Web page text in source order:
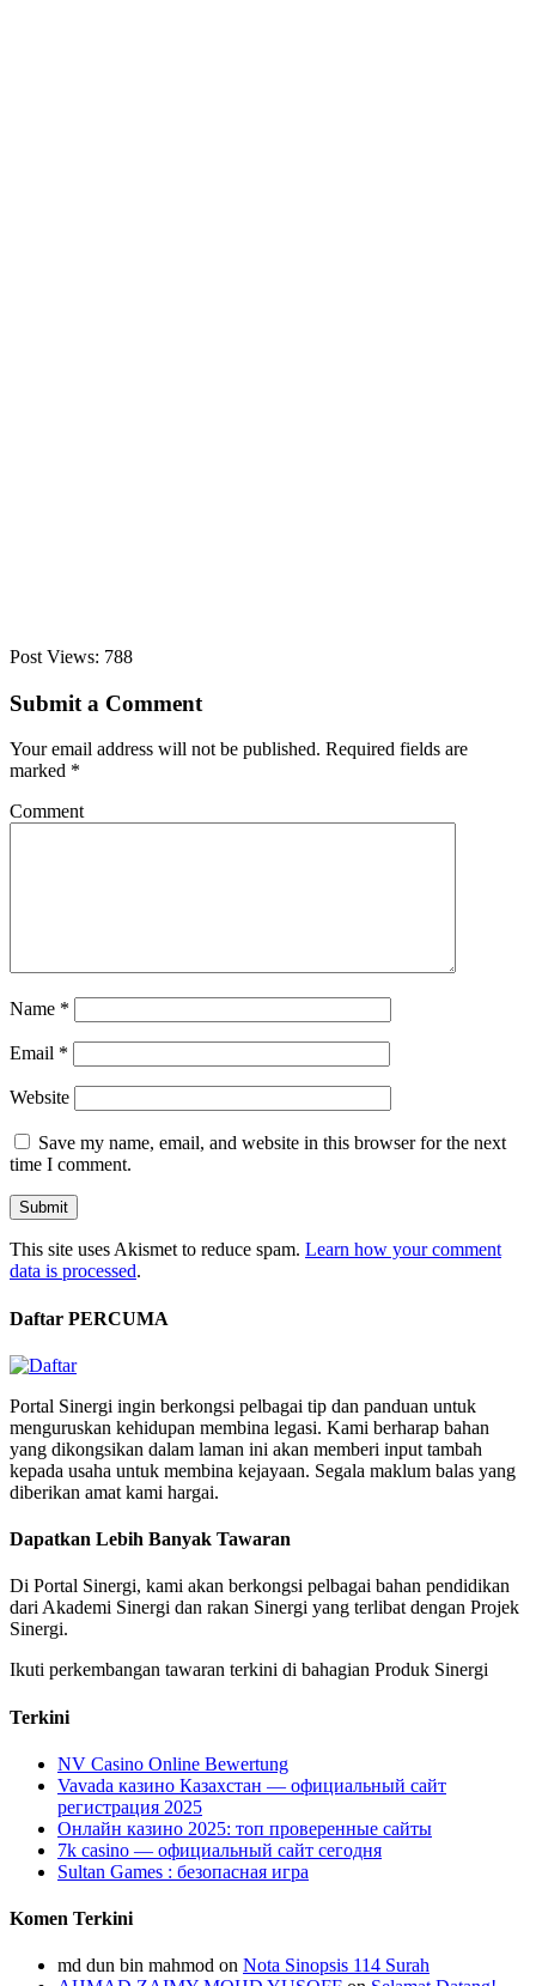
Post Views: 788
Submit a Comment
Your email address will not be published. Required fields are
marked *
Comment
Name *
Email *
Website
Save my name, email, and website in this browser for the next
time I comment.
This site uses Akismet to reduce spam. Learn how your comment
data is processed.
Daftar PERCUMA
Portal Sinergi ingin berkongsi pelbagai tip dan panduan untuk
menguruskan kehidupan membina legasi. Kami berharap bahan
yang dikongsikan dalam laman ini akan memberi input tambah
kepada usaha untuk membina kejayaan. Segala maklum balas yang
diberikan amat kami hargai.
Dapatkan Lebih Banyak Tawaran
Di Portal Sinergi, kami akan berkongsi pelbagai bahan pendidikan
dari Akademi Sinergi dan rakan Sinergi yang terlibat dengan Projek
Sinergi.
Ikuti perkembangan tawaran terkini di bahagian Produk Sinergi
Terkini
NV Casino Online Bewertung
Vavada казино Казахстан — официальный сайт
регистрация 2025
Онлайн казино 2025: топ проверенные сайты
7k casino — официальный сайт сегодня
Sultan Games : безопасная игра
Komen Terkini
md dun bin mahmod on Nota Sinopsis 114 Surah